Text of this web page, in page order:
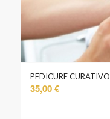
PEDICURE CURATIVO
35,00€